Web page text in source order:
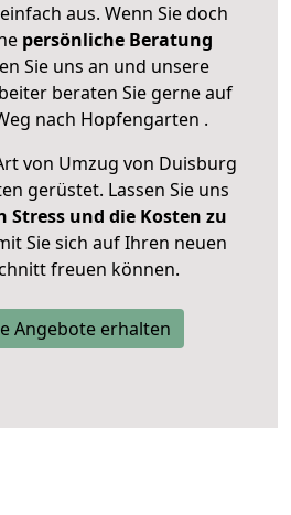
aus. Wenn Sie doch
persönliche Beratung
Sie uns an und unsere
beraten Sie gerne auf
nach Hopfengarten .
von Umzug von Duisburg
gerüstet. Lassen Sie uns
Stress und die Kosten zu
Sie sich auf Ihren neuen
freuen können.
Angebote erhalten